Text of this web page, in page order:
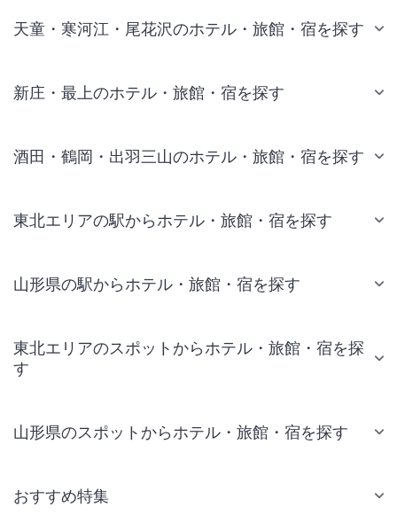
天童・寒河江・尾花沢のホテル・旅館・宿を探す
新庄・最上のホテル・旅館・宿を探す
酒田・鶴岡・出羽三山のホテル・旅館・宿を探す
東北エリアの駅からホテル・旅館・宿を探す
山形県の駅からホテル・旅館・宿を探す
東北エリアのスポットからホテル・旅館・宿を探
す
山形県のスポットからホテル・旅館・宿を探す
おすすめ特集